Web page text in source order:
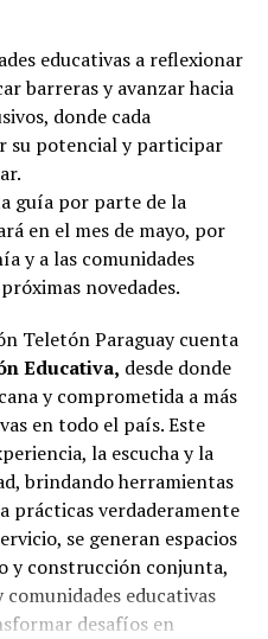
educativas a reflexionar
barreras y avanzar hacia
donde cada
su potencial y participar
guía por parte de la
en el mes de mayo, por
y a las comunidades
novedades.
Teletón Paraguay cuenta
Educativa, desde donde
y comprometida a más
en todo el país. Este
la escucha y la
brindando herramientas
prácticas verdaderamente
se generan espacios
y construcción conjunta,
educativas
desafíos en